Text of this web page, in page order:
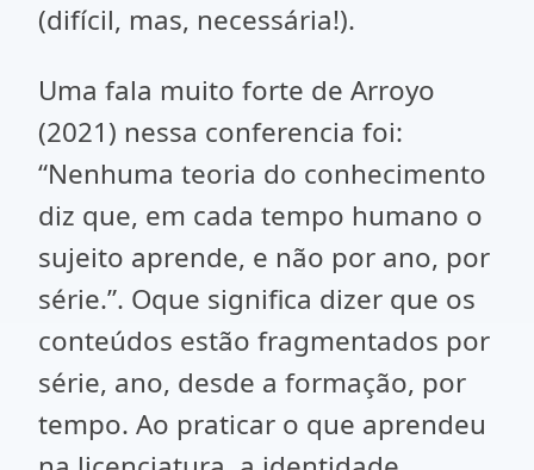
(difícil, mas, necessária!).
Uma fala muito forte de Arroyo
(2021) nessa conferencia foi:
“Nenhuma teoria do conhecimento
diz que, em cada tempo humano o
sujeito aprende, e não por ano, por
série.”. Oque significa dizer que os
conteúdos estão fragmentados por
série, ano, desde a formação, por
tempo. Ao praticar o que aprendeu